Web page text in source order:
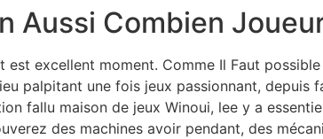
Aussi Combien
est excellent moment. Comme Il Faut
palpitant une fois jeux passionnant, depuis
fallu maison de jeux Winoui, lee y a
des machines avoir pendant, des